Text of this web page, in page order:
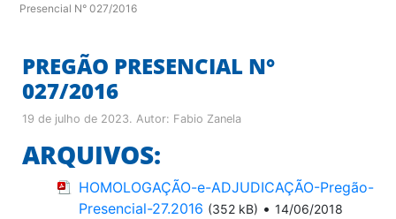
Presencial N° 027/2016
PREGÃO PRESENCIAL N°
027/2016
19 de julho de 2023. Autor: Fabio Zanela
ARQUIVOS:
HOMOLOGAÇÃO-e-ADJUDICAÇÃO-Pregão-
Presencial-27.2016 (352 kB) • 14/06/2018